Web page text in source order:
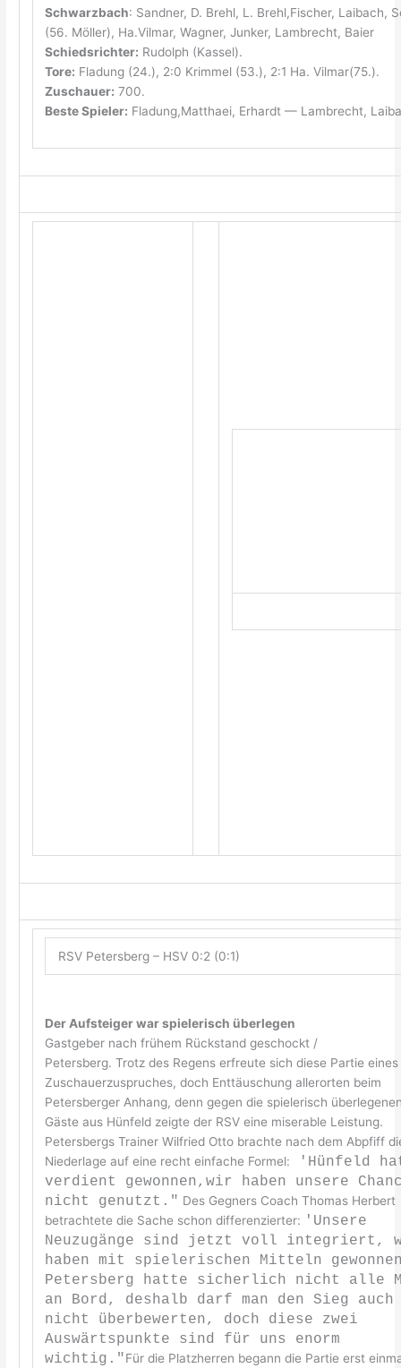
Schwarzbach: Sandner, D. Brehl, L. Brehl,Fischer, Laibach,
(56. Möller), Ha.Vilmar, Wagner, Junker, Lambrecht, Baier
Schiedsrichter: Rudolph (Kassel).
Tore: Fladung (24.), 2:0 Krimmel (53.), 2:1 Ha. Vilmar(75.).
Zuschauer: 700.
Beste Spieler: Fladung,Matthaei, Erhardt — Lambrecht,
RSV Petersberg – HSV 0:2 (0:1)
Der Aufsteiger war spielerisch überlegen
Gastgeber nach frühem Rückstand geschockt /
Petersberg. Trotz des Regens erfreute sich diese Partie
Zuschauerzuspruches, doch Enttäuschung allerorten beim
Petersberger Anhang, denn gegen die spielerisch
Gäste aus Hünfeld zeigte der RSV eine miserable Leistung.
Petersbergs Trainer Wilfried Otto brachte nach dem Abpfiff
Niederlage auf eine recht einfache Formel:
'Hünfeld
verdient gewonnen,wir haben unsere
nicht genutzt." Des Gegners Coach Thomas Herbert
betrachtete die Sache schon differenzierter: 'Unsere
Neuzugänge sind jetzt voll integriert,
haben mit spielerischen Mitteln
Petersberg hatte sicherlich nicht alle
an Bord, deshalb darf man den Sieg auch
nicht überbewerten, doch diese zwei
Auswärtspunkte sind für uns enorm
wichtig."Für die Platzherren begann die Partie erst